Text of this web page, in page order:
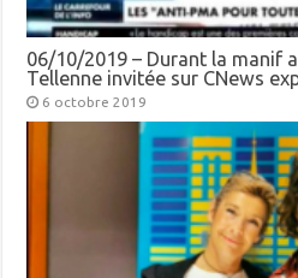
06/10/2019 – Durant la manif
Tellenne invitée sur CNews
6 octobre 2019